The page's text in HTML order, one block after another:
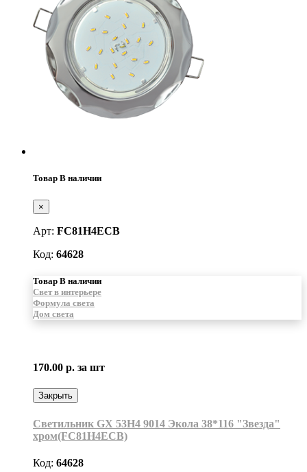
Товар В наличии
×
Арт: FC81H4ECB
Код: 64628
Товар В наличии
Свет в интерьере
Формула света
Дом света
170.00 р. за шт
Закрыть
Светильник GX 53H4 9014 Экола 38*116 "Звезда"
хром(FC81H4ECB)
Код: 64628